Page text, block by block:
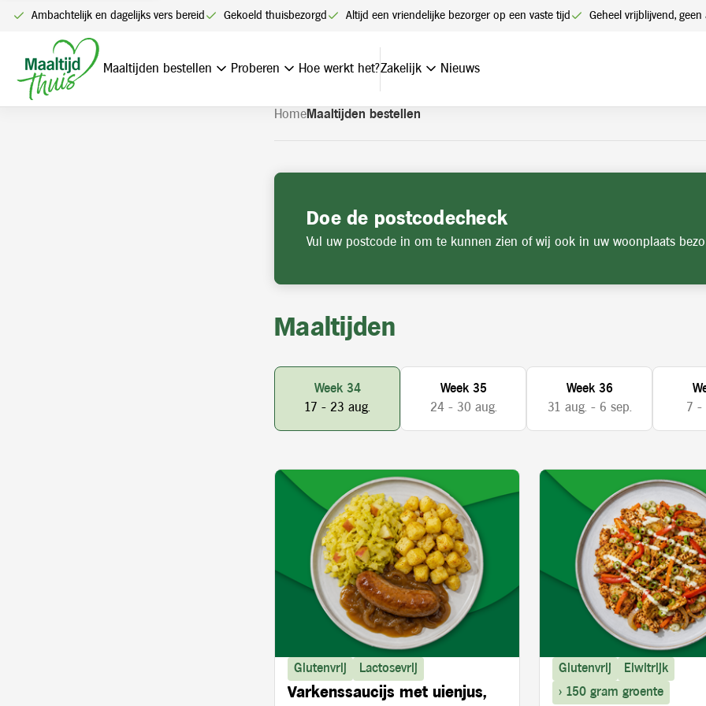
Ambachtelijk en dagelijks vers bereid Gekoeld thuisbezorgd Altijd een vriendelijke bezorger op een vaste tijd Geheel vrijblijvend,
Maaltijden bestellen Proberen Hoe werkt het?Zakelijk Nieuws
U kunt alleen bestellen met een account. Heeft u nog geen account? Vraag hier uw
Navigatie
overslaan
Home Maaltijden bestellen
Doe de postcodecheck
Vul uw postcode in om te kunnen zien of wij ook in uw woonplaats
Maaltijden
Week 34
17 - 23 aug.
Week 35
24 - 30 aug.
Week 36
31 aug. - 6 sep.
7 -
Glutenvrij Lactosevrij
Varkenssaucijs met uienjus,
Glutenvrij
Eiwitrijk
> 150 gram groente